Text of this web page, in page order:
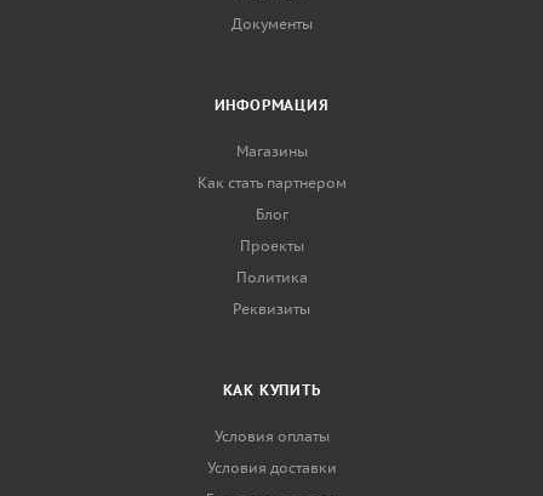
Документы
ИНФОРМАЦИЯ
Магазины
Как стать партнером
Блог
Проекты
Политика
Реквизиты
КАК КУПИТЬ
Условия оплаты
Условия доставки